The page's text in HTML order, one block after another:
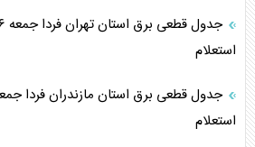
استعلام
استعلام